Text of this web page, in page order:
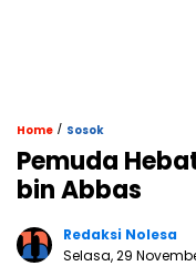
Home / Sosok
Pemuda
bin Abbas
Redaksi Nolesa
Selasa, 29